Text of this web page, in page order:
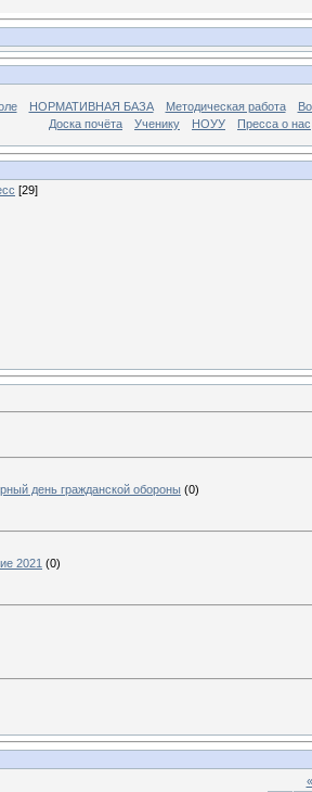
НОРМАТИВНАЯ БАЗА Методическая работа
Доска почёта
Ученику НОУУ Пресса о нас
[29]
день гражданской обороны (0)
2021 (0)
«